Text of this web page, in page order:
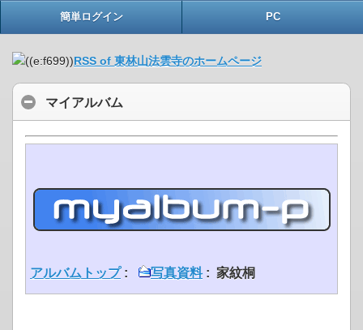
簡単ログイン PC
RSS of 東林山法雲寺のホームページ
マイアルバム
アルバムトップ: 写真資料: 家紋桐